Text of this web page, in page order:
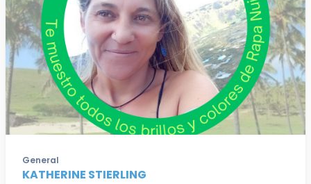
General
KATHERINE STIERLING